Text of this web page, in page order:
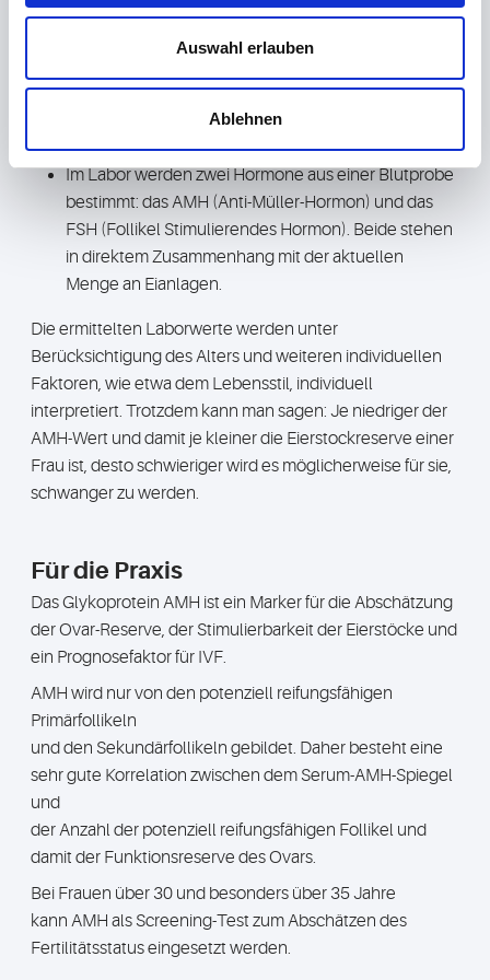
Auswahl erlauben
Ablehnen
aus einer kombinierten Ultraschall- und
In der gynäkologischen Praxis wir per Ultraschall die
Gebärmutter untersucht und in beiden Eierstöcken
Im Labor werden zwei Hormone aus einer Blutprobe
bestimmt: das AMH (Anti-Müller-Hormon) und das
FSH (Follikel Stimulierendes Hormon). Beide stehen
in direktem Zusammenhang mit der aktuellen
Menge an Eianlagen.
Die ermittelten Laborwerte werden unter
Berücksichtigung des Alters und weiteren individuellen
Faktoren, wie etwa dem Lebensstil, individuell
interpretiert. Trotzdem kann man sagen: Je niedriger der
AMH-Wert und damit je kleiner die Eierstockreserve einer
Frau ist, desto schwieriger wird es möglicherweise für sie,
schwanger zu werden.
Für die Praxis
Das Glykoprotein AMH ist ein Marker für die Abschätzung
der Ovar-Reserve, der Stimulierbarkeit der Eierstöcke und
ein Prognosefaktor für IVF.
AMH wird nur von den potenziell reifungsfähigen
Primärfollikeln
und den Sekundärfollikeln gebildet. Daher besteht eine
sehr gute Korrelation zwischen dem Serum-AMH-Spiegel
und
der Anzahl der potenziell reifungsfähigen Follikel und
damit der Funktionsreserve des Ovars.
Bei Frauen über 30 und besonders über 35 Jahre
kann AMH als Screening-Test zum Abschätzen des
Fertilitätsstatus eingesetzt werden.